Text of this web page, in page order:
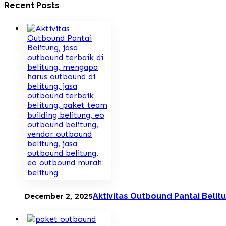
Recent Posts
December 2, 2025Aktivitas Outbound Pantai